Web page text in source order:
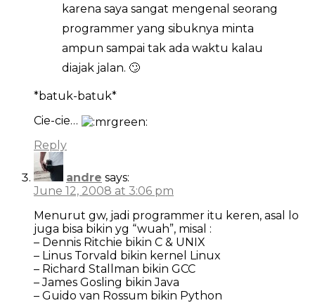
karena saya sangat mengenal seorang
programmer yang sibuknya minta
ampun sampai tak ada waktu kalau
diajak jalan. 🙄
*batuk-batuk*
Cie-cie…
Reply
andre says:
June 12, 2008 at 3:06 pm
Menurut gw, jadi programmer itu keren, asal lo
juga bisa bikin yg “wuah”, misal :
– Dennis Ritchie bikin C & UNIX
– Linus Torvald bikin kernel Linux
– Richard Stallman bikin GCC
– James Gosling bikin Java
– Guido van Rossum bikin Python